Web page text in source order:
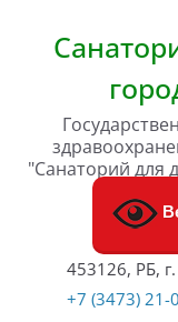
содержимому
"Санаторий для
453126, РБ,
+7 (3473) 21-